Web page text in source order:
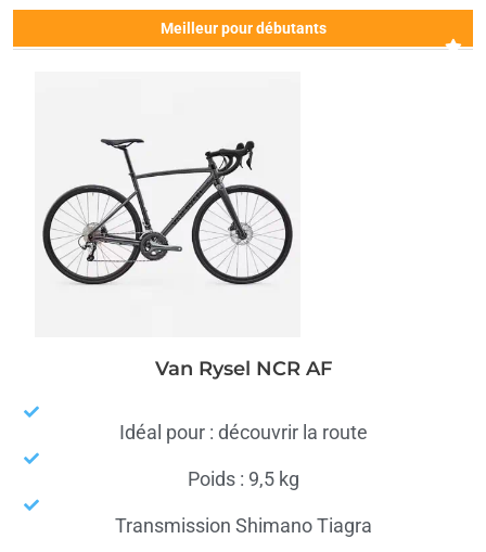
Meilleur pour débutants
Van Rysel NCR AF
Idéal pour : découvrir la route
Poids : 9,5 kg
Transmission Shimano Tiagra